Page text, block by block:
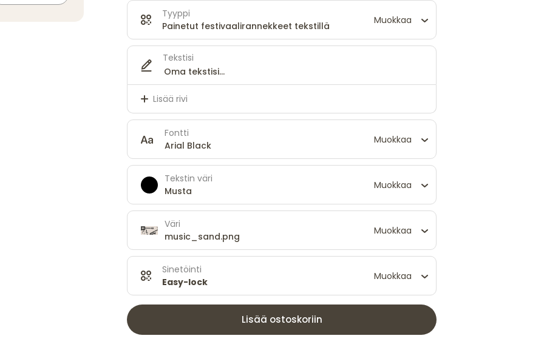
Tyyppi
Painetut festivaalirannekkeet tekstillä
Muokkaa
Tekstisi
Lisää rivi
Fontti
Arial Black
Muokkaa
Tekstin väri
Musta
Muokkaa
Väri
music_sand.png
Muokkaa
Sinetöinti
Easy-lock
Muokkaa
Lisää ostoskoriin